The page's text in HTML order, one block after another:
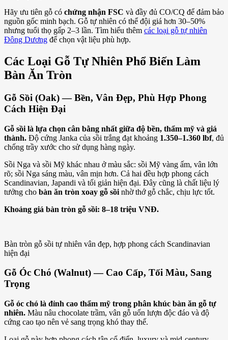
Hãy ưu tiên gỗ có chứng nhận FSC và đầy đủ CO/CQ để đảm bảo
nguồn gốc minh bạch. Gỗ tự nhiên có thể đội giá hơn 30–50%
nhưng tuổi thọ gấp 2–3 lần. Tìm hiểu thêm các loại gỗ tự nhiên
Đông Dương để chọn vật liệu phù hợp.
Các Loại Gỗ Tự Nhiên Phổ Biến Làm
Bàn Ăn Tròn
Gỗ Sồi (Oak) — Bền, Vân Đẹp, Phù Hợp Phong
Cách Hiện Đại
Gỗ sồi là lựa chọn cân bằng nhất giữa độ bền, thẩm mỹ và giá
thành. Độ cứng Janka của sồi trắng đạt khoảng 1.350–1.360 lbf, đủ
chống trầy xước cho sử dụng hàng ngày.
Sồi Nga và sồi Mỹ khác nhau ở màu sắc: sồi Mỹ vàng ấm, vân lớn
rõ; sồi Nga sáng màu, vân mịn hơn. Cả hai đều hợp phong cách
Scandinavian, Japandi và tối giản hiện đại. Đây cũng là chất liệu lý
tưởng cho bàn ăn tròn xoay gỗ sồi nhờ thớ gỗ chắc, chịu lực tốt.
Khoảng giá bàn tròn gỗ sồi: 8–18 triệu VNĐ.
Bàn tròn gỗ sồi tự nhiên vân đẹp, hợp phong cách Scandinavian
hiện đại
Gỗ Óc Chó (Walnut) — Cao Cấp, Tối Màu, Sang
Trọng
Gỗ óc chó là đỉnh cao thẩm mỹ trong phân khúc bàn ăn gỗ tự
nhiên. Màu nâu chocolate trầm, vân gỗ uốn lượn độc đáo và độ
cứng cao tạo nên vẻ sang trọng khó thay thế.